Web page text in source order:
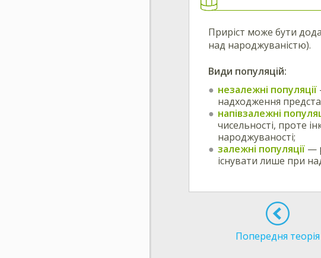
Приріст може бути
над народжуваністю).
Види популяцій:
незалежні популяції
надходження
напівзалежні
чисельності, проте
народжуваності;
залежні популяції —
існувати лише при
Попередня теорія